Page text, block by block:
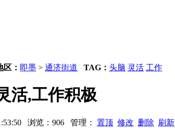
区： 即墨 > 通济街道 TAG： 头脑 灵活 工作
活,工作积极
浏览：906 管理： 置顶 修改 删除 刷新